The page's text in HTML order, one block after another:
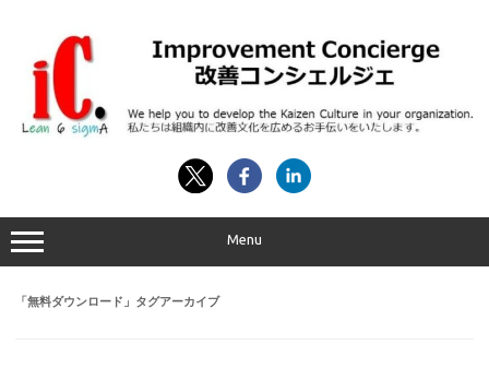
Menu
「無料ダウンロード 」タグアーカイブ